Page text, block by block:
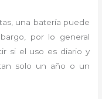
una batería puede
por lo general
si el uso es diario y
solo un año o un